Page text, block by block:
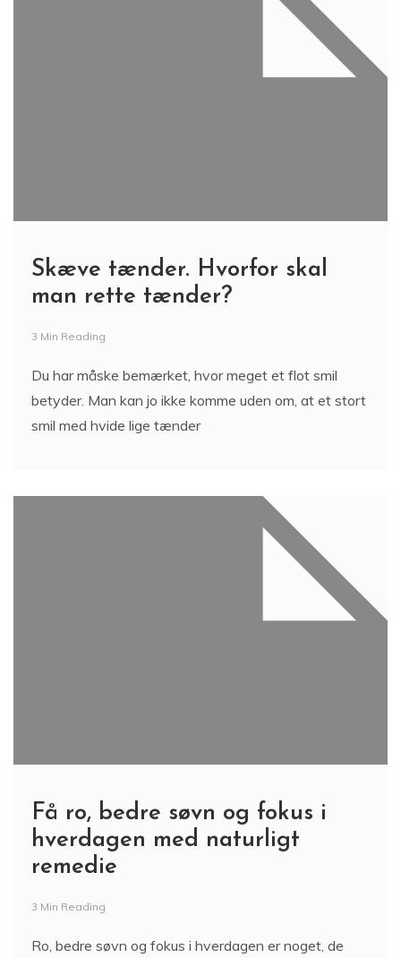
Skæve tænder. Hvorfor skal
man rette tænder?
3 Min Reading
Du har måske bemærket, hvor meget et flot smil
betyder. Man kan jo ikke komme uden om, at et stort
smil med hvide lige tænder
Få ro, bedre søvn og fokus i
hverdagen med naturligt
remedie
3 Min Reading
Ro, bedre søvn og fokus i hverdagen er noget, de